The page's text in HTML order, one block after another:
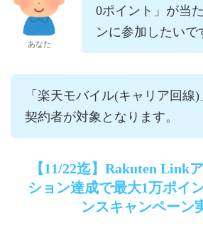
あなた
0ポイント」が当
ンに参加したいで
「楽天モバイル(キャリア回線)
契約者が対象となります。
【11/22迄】Rakuten Link
ション達成で最大1万ポイ
ンスキャンペーン